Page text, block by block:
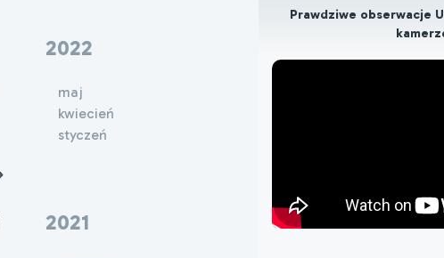
2022
maj
kwiecień
styczeń
2021
Prawdziwe obserwacje